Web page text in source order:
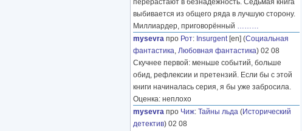
перерастают в безнадёжность. Седьмая книга
выбивается из общего ряда в лучшую сторону.
Миллиардер, приговорённый ………
mysevra про Рот: Insurgent[en] (Социальная
фантастика, Любовная фантастика) 02 08
Скучнее первой: меньше событий, больше
обид, рефлексии и претензий. Если бы с этой
книги начиналась серия, я бы уже забросила.
Оценка: неплохо
mysevra про Чиж: Тайны льда (Исторический
детектив) 02 08